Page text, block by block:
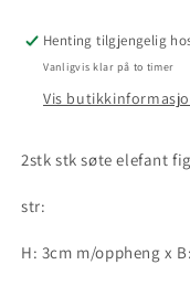
-
m/sløyfe
-
-
-
Henting tilgjengelig
Vanligvis klar på to timer
Vis
2stk stk søte elefant
str:
H: 3cm m/oppheng x